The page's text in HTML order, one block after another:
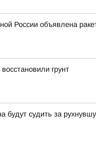
России объявлена
грунт
будут судить за